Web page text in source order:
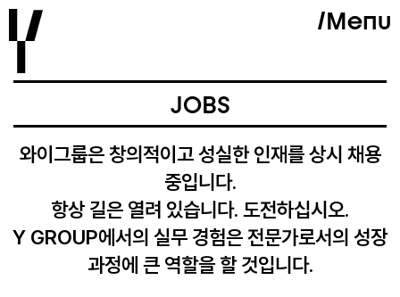
Skip
content
Menu
JOBS
와이그룹은 창의적이고 성실한 인재를 상시 채용
중입니다.
항상 길은 열려 있습니다. 도전하십시오.
Y GROUP에서의 실무 경험은 전문가로서의 성장
과정에 큰 역할을 할 것입니다.